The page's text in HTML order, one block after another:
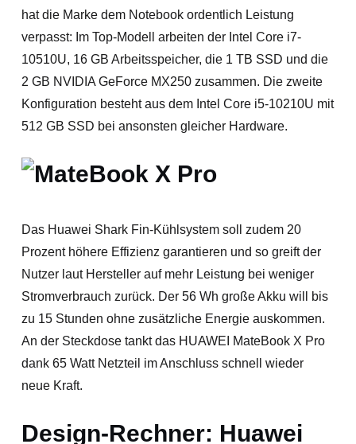
hat die Marke dem Notebook ordentlich Leistung
verpasst: Im Top-Modell arbeiten der Intel Core i7-
10510U, 16 GB Arbeitsspeicher, die 1 TB SSD und die
2 GB NVIDIA GeForce MX250 zusammen. Die zweite
Konfiguration besteht aus dem Intel Core i5-10210U mit
512 GB SSD bei ansonsten gleicher Hardware.
Das Huawei Shark Fin-Kühlsystem soll zudem 20
Prozent höhere Effizienz garantieren und so greift der
Nutzer laut Hersteller auf mehr Leistung bei weniger
Stromverbrauch zurück. Der 56 Wh große Akku will bis
zu 15 Stunden ohne zusätzliche Energie auskommen.
An der Steckdose tankt das HUAWEI MateBook X Pro
dank 65 Watt Netzteil im Anschluss schnell wieder
neue Kraft.
Design-Rechner: Huawei